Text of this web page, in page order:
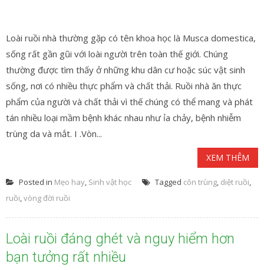
Loài ruồi nhà thường gặp có tên khoa học là Musca domestica,
sống rất gần gũi với loài người trên toàn thế giới. Chúng
thường được tìm thấy ở những khu dân cư hoặc súc vật sinh
sống, nơi có nhiều thực phẩm và chất thải. Ruồi nhà ăn thực
phẩm của người và chất thải vì thế chúng có thể mang và phát
tán nhiều loại mầm bệnh khác nhau như ỉa chảy, bệnh nhiễm
trùng da và mắt. I .Vòn...
XEM THÊM
Posted in Mẹo hay, Sinh vật học Tagged côn trùng, diệt ruồi,
ruồi,vòng đời ruồi
Loài ruồi đáng ghét và nguy hiểm hơn
bạn tưởng rất nhiều